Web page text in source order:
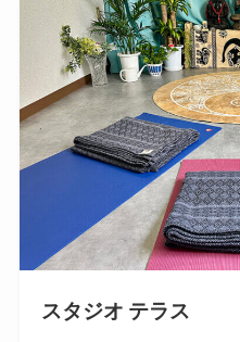
スタジオ テラス